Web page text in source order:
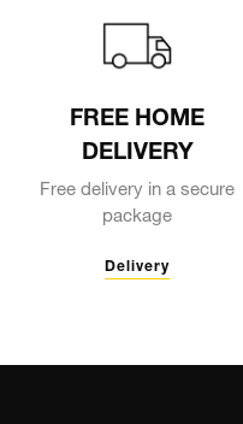
FREE HOME
DELIVERY
Free delivery in a secure
package
Delivery